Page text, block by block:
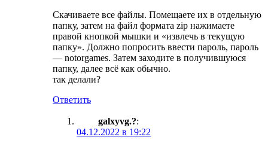
Скачиваете все файлы. Помещаете их в отдельную
папку, затем на файл формата zip нажимаете
правой кнопкой мышки и «извлечь в текущую
папку». Должно попросить ввести пароль, пароль
— notorgames. Затем заходите в получившуюся
папку, далее всё как обычно.
так делали?
Ответить
galxyvg.?:
04.12.2022 в 19:22